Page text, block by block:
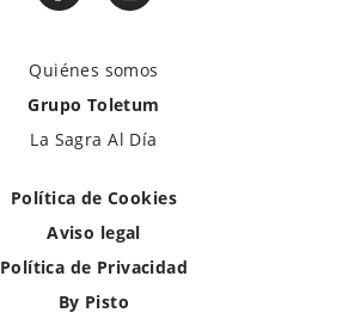
Quiénes somos
Grupo Toletum
La Sagra Al Día
Política de Cookies
Aviso legal
Política de Privacidad
By Pisto